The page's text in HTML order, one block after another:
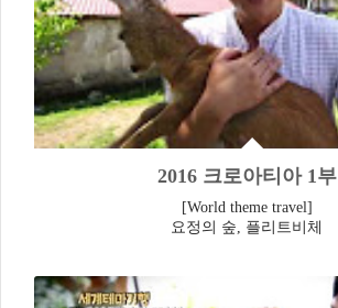
2016 크로아티아 1부
[World theme travel]
요정의 숲, 플리트비체